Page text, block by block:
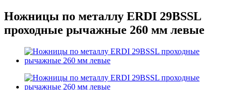
Ножницы по металлу ERDI 29BSSL
проходные рычажные 260 мм левые